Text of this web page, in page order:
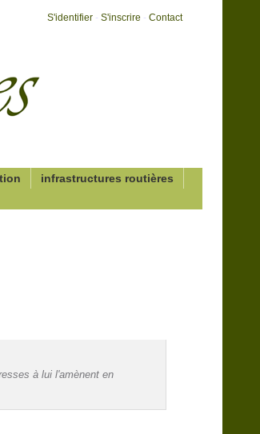
S'identifier - S'inscrire - Contact
infrastructures routières
à lui l'amènent en